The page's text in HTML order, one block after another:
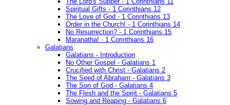
Spiritual Gifts - 1 Corinthians 12
The Love of God - 1 Corinthians 13
Order in the Church! - 1 Corinthians 14
No Resurrection? - 1 Corinthians 15
Maranatha! - 1 Corinthians 16
Galatians
Galatians - Introduction
No Other Gospel - Galatians 1
Crucified with Christ - Galatians 2
The Seed of Abraham - Galatians 3
The Son of God - Galatians 4
The Flesh and the Spirit - Galatians 5
Sowing and Reaping - Galatians 6